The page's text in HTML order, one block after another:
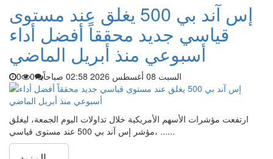
إس آند بي 500 يغلق عند مستوى
قياسي جديد محققاً أفضل أداء
أسبوعي منذ أبريل الماضي
السبت 08 أغسطس 2026 02:58 صباحاً 0
0
ارتفعت مؤشرات الأسهم الأمريكية خلال تداولات اليوم الجمعة، ليغلق
مؤشر إس آند بي 500 عند مستوى قياسي، ......